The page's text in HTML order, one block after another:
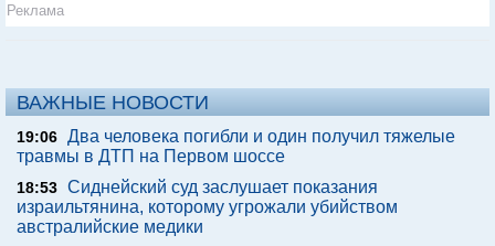
Реклама
ВАЖНЫЕ НОВОСТИ
19:06 Два человека погибли и один получил тяжелые
травмы в ДТП на Первом шоссе
18:53 Сиднейский суд заслушает показания
израильтянина, которому угрожали убийством
австралийские медики